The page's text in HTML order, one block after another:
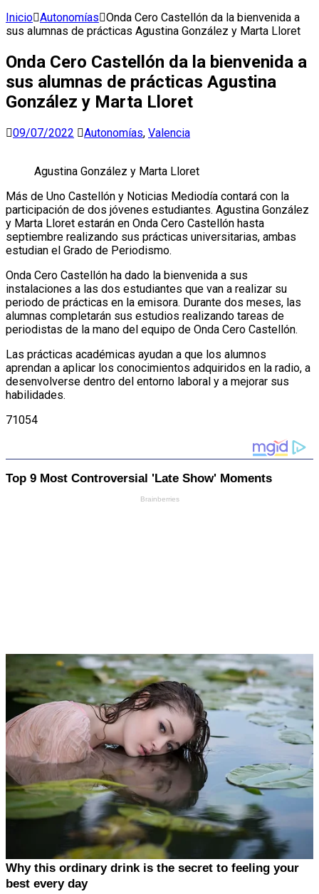
Inicio Autonomías Onda Cero Castellón da la bienvenida a
sus alumnas de prácticas Agustina González y Marta Lloret
Onda Cero Castellón da la bienvenida a
sus alumnas de prácticas Agustina
González y Marta Lloret
09/07/2022 Autonomías, Valencia
Agustina González y Marta Lloret
Más de Uno Castellón y Noticias Mediodía contará con la
participación de dos jóvenes estudiantes. Agustina González
y Marta Lloret estarán en Onda Cero Castellón hasta
septiembre realizando sus prácticas universitarias, ambas
estudian el Grado de Periodismo.
Onda Cero Castellón ha dado la bienvenida a sus
instalaciones a las dos estudiantes que van a realizar su
periodo de prácticas en la emisora. Durante dos meses, las
alumnas completarán sus estudios realizando tareas de
periodistas de la mano del equipo de Onda Cero Castellón.
Las prácticas académicas ayudan a que los alumnos
aprendan a aplicar los conocimientos adquiridos en la radio, a
desenvolverse dentro del entorno laboral y a mejorar sus
habilidades.
71054